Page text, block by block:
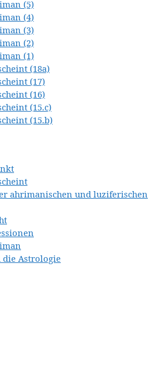
(5)
(4)
(3)
(2)
(1)
(18a)
(17)
(16)
(15.c)
(15.b)
ahrimanischen und luziferischen
die Astrologie